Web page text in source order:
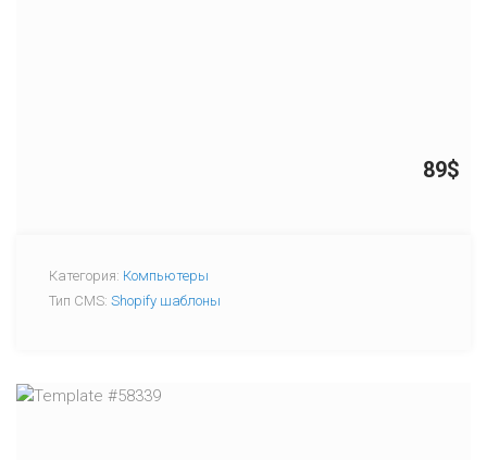
89$
Категория: Компьютеры
Тип CMS: Shopify шаблоны